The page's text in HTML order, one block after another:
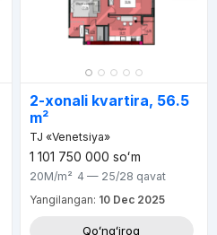
2-xonali kvartira, 56.5
m²
TJ «Venetsiya»
1 101 750 000 soʻm
20M/m² 4 — 25/28 qavat
Yangilangan: 10 Dec 2025
Qoʻngʻiroq